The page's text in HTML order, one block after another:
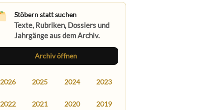
Stöbern statt suchen
Texte, Rubriken, Dossiers und
Jahrgänge aus dem Archiv.
Archiv öffnen
2026 2025 2024 2023
2022 2021 2020 2019